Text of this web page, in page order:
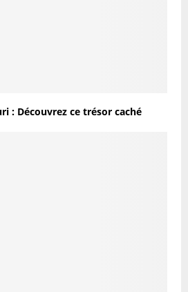
: Découvrez ce trésor caché